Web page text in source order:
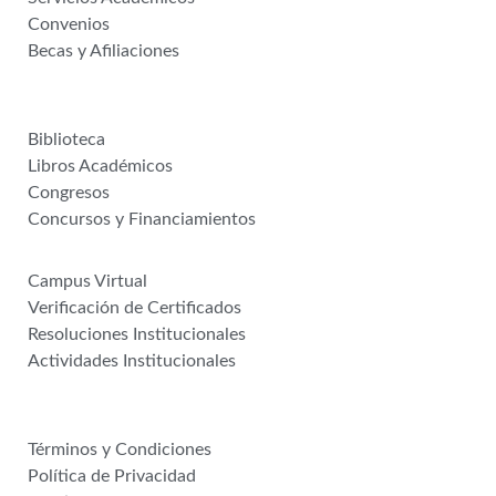
Convenios
Becas y Afiliaciones
Biblioteca
Libros Académicos
Congresos
Concursos y Financiamientos
Campus Virtual
Verificación de Certificados
Resoluciones Institucionales
Actividades Institucionales
Términos y Condiciones
Política de Privacidad